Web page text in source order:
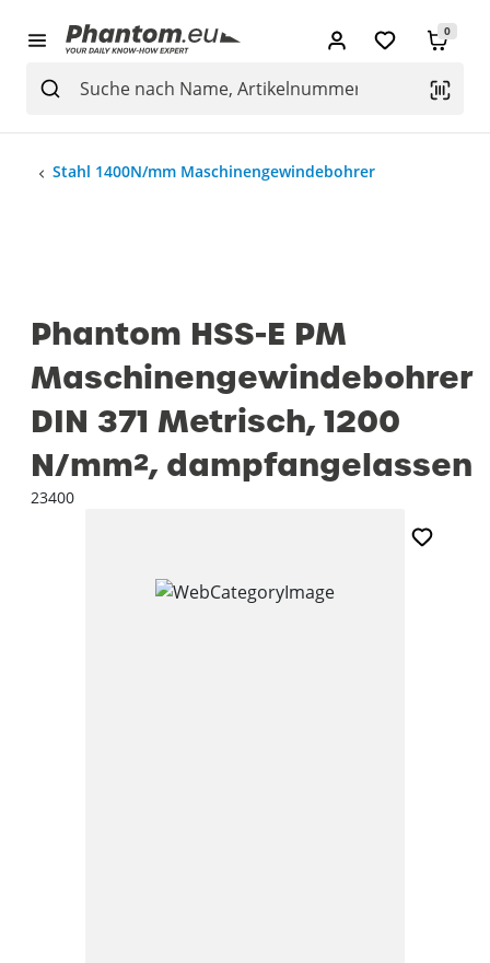
0
Stahl 1400N/mm Maschinengewindebohrer
Phantom HSS-E PM
Maschinengewindebohrer
DIN 371 Metrisch, 1200
N/mm², dampfangelassen
23400